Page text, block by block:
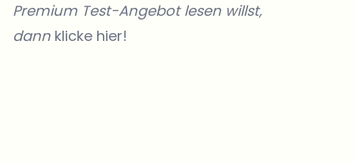
Premium Test-Angebot lesen willst,
dann klicke hier!